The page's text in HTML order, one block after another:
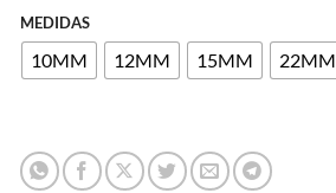
MEDIDAS
10MM 12MM 15MM 22MM